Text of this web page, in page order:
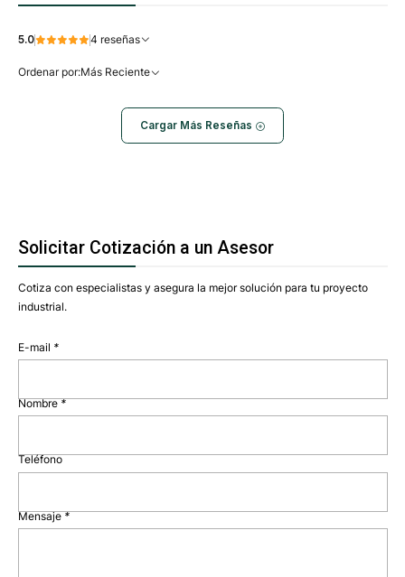
5.0 4 reseñas
Ordenar por:Más Reciente
Cargar Más Reseñas
Solicitar Cotización a un Asesor
Cotiza con especialistas y asegura la mejor solución para tu proyecto
industrial.
E-mail *
Nombre *
Teléfono
Mensaje*